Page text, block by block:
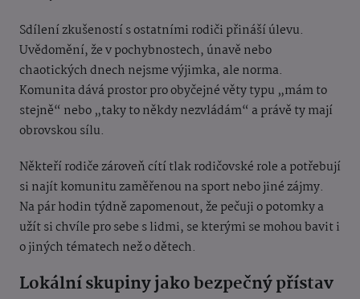
Sdílení zkušeností s ostatními rodiči přináší úlevu.
Uvědomění, že v pochybnostech, únavě nebo
chaotických dnech nejsme výjimka, ale norma.
Komunita dává prostor pro obyčejné věty typu „mám to
stejně“ nebo „taky to někdy nezvládám“ a právě ty mají
obrovskou sílu.
Někteří rodiče zároveň cítí tlak rodičovské role a potřebují
si najít komunitu zaměřenou na sport nebo jiné zájmy.
Na pár hodin týdně zapomenout, že pečuji o potomky a
užít si chvíle pro sebe s lidmi, se kterými se mohou bavit i
o jiných tématech než o dětech.
Lokální skupiny jako bezpečný přístav